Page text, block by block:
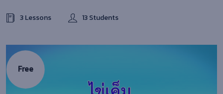
3 Lessons 13 Students
Free